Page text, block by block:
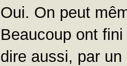
Oui. On peut
Beaucoup ont
dire aussi, par